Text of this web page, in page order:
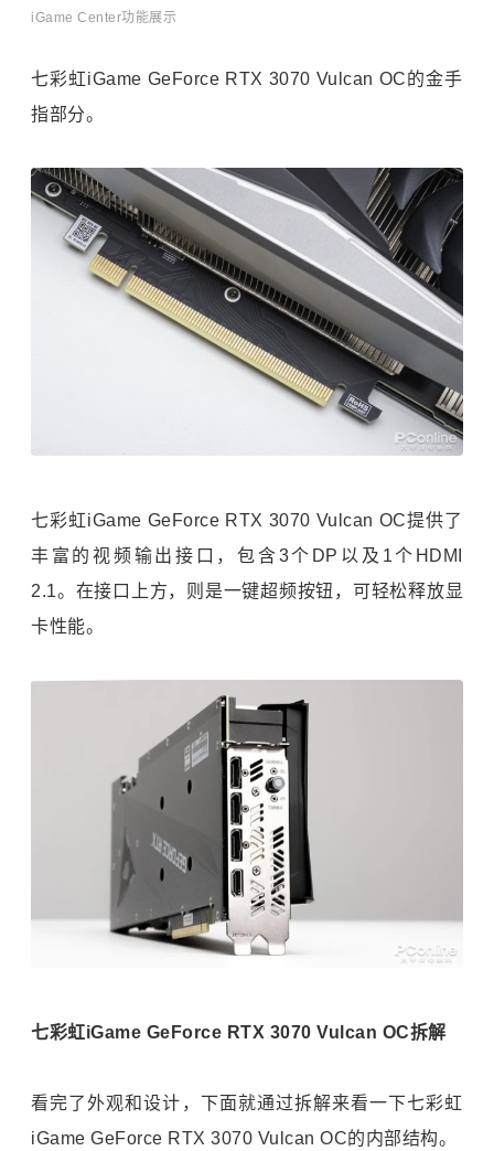
iGame Center功能展示
七彩虹iGame GeForce RTX 3070 Vulcan OC的金手
指部分。
七彩虹iGame GeForce RTX 3070 Vulcan OC提供了
丰富的视频输出接口，包含3个DP以及1个HDMI
2.1。在接口上方，则是一键超频按钮，可轻松释放显
卡性能。
七彩虹iGame GeForce RTX 3070 Vulcan OC拆解
看完了外观和设计，下面就通过拆解来看一下七彩虹
iGame GeForce RTX 3070 Vulcan OC的内部结构。